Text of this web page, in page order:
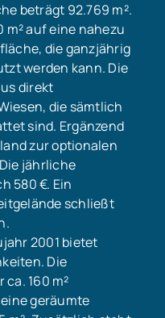
beträgt 92.769 m².
auf eine nahezu
die ganzjährig
werden kann. Die
direkt
die sämtlich
sind. Ergänzend
zur optionalen
jährliche
580 €. Ein
schließt
2001 bietet
Die
160 m²
geräumte